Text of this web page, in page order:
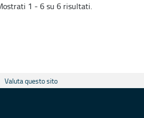
1 - 6 su 6 risultati.
Valuta questo sito